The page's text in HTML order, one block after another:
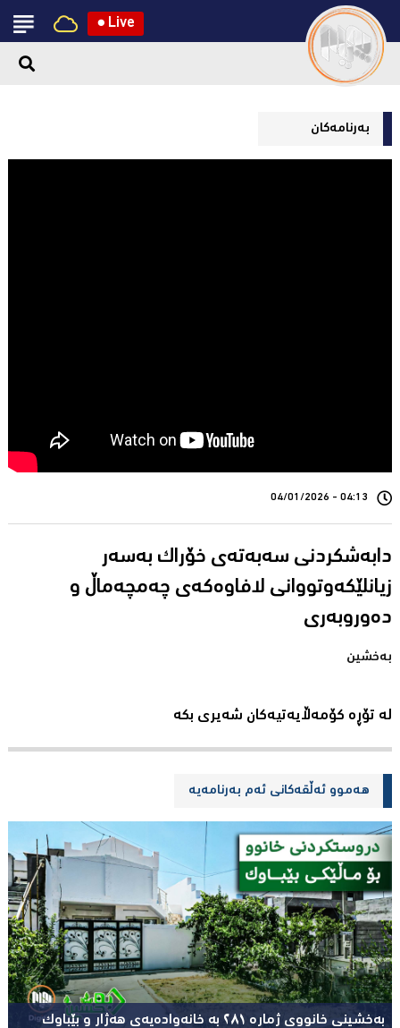
● Live
بەرنامەکان
04:13 - 04/01/2026
دابەشکردنی سەبەتەی خۆراک بەسەر
زیانلێکەوتووانی لافاوەکەی چەمچەماڵ و
بەخشین
لە تۆڕە کۆمەڵایەتیەکان شەیری بکە
هەموو ئەڵقەکانی ئەم بەرنامەیە
بەخشینی خانووی ژمارە ٢٨١ بە خانەوادەیەی هەژار و بێباوک